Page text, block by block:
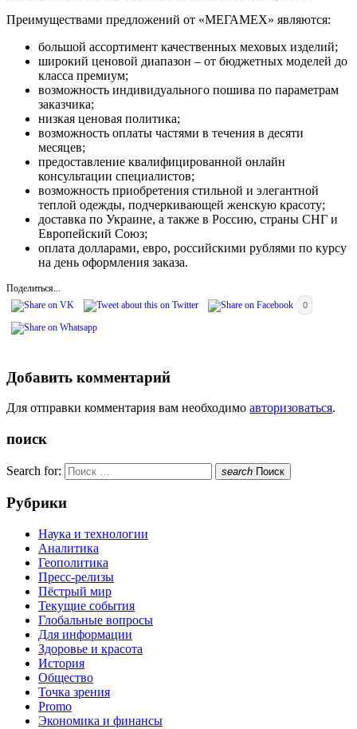
Преимуществами предложений от «МЕГАМЕХ» являются:
большой ассортимент качественных меховых изделий;
широкий ценовой диапазон – от бюджетных моделей до
класса премиум;
возможность индивидуального пошива по параметрам
заказчика;
низкая ценовая политика;
возможность оплаты частями в течения в десяти
месяцев;
предоставление квалифицированной онлайн
консультации специалистов;
возможность приобретения стильной и элегантной
теплой одежды, подчеркивающей женскую красоту;
доставка по Украине, а также в Россию, страны СНГ и
Европейский Союз;
оплата долларами, евро, российскими рублями по курсу
на день оформления заказа.
Поделиться...
0
Добавить комментарий
Для отправки комментария вам необходимо авторизоваться.
поиск
Search for: search Поиск
Рубрики
Наука и технологии
Аналитика
Геополитика
Пресс-релизы
Пёстрый мир
Текущие события
Глобальные вопросы
Для информации
Здоровье и красота
История
Общество
Точка зрения
Promo
Экономика и финансы